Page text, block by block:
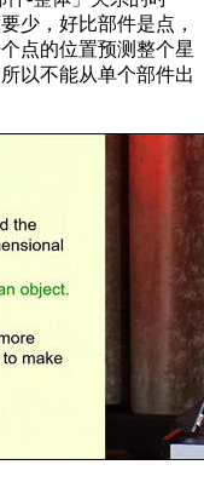
少，好比部件是点，
点的位置预测整个星
以不能从单个部件出